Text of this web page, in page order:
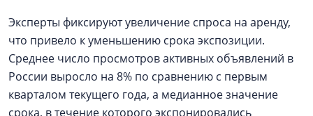
Эксперты фиксируют увеличение спроса на аренду,
что привело к уменьшению срока экспозиции.
Среднее число просмотров активных объявлений в
России выросло на 8% по сравнению с первым
кварталом текущего года, а медианное значение
срока, в течение которого экспонировались